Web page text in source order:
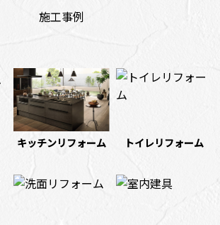
施工事例
キッチンリフォーム トイレリフォーム